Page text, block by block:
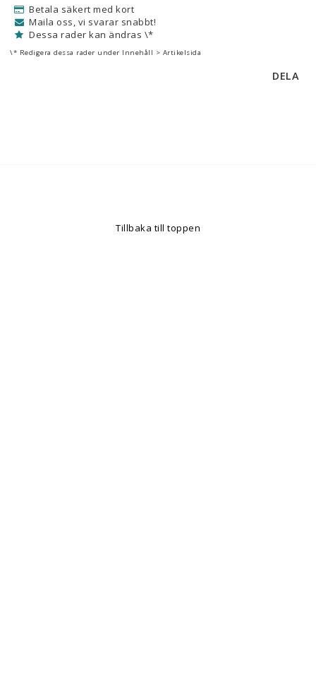
Betala säkert med kort
Maila oss, vi svarar snabbt!
Dessa rader kan ändras \*
\* Redigera dessa rader under Innehåll > Artikelsida
DELA
Tillbaka till toppen